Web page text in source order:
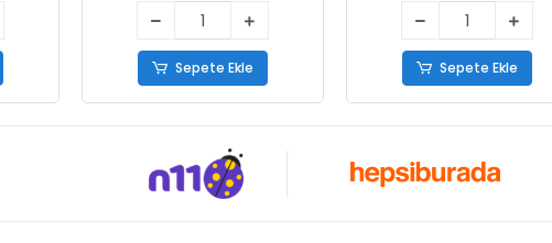
Sepete Ekle Sepete Ekle